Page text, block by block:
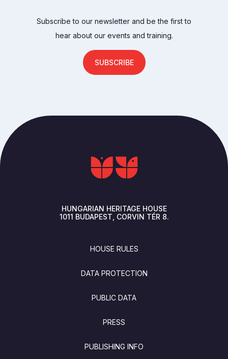
Subscribe to our newsletter and be the first to
hear about our events and training.
SUBSCRIBE
HUNGARIAN HERITAGE HOUSE
1011 BUDAPEST CORVIN TÉR 8.
HOUSE RULES
DATA PROTECTION
PUBLIC DATA
PRESS
PUBLISHING INFO